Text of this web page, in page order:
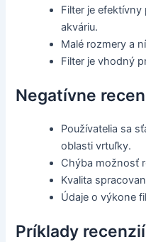
Filter je
akváriu.
Malé rozmery a
Filter je vhodný
Negatívne
Používatelia sa
oblasti vrtuľky.
Chýba možnosť
Kvalita
Údaje o výkone
Príklady